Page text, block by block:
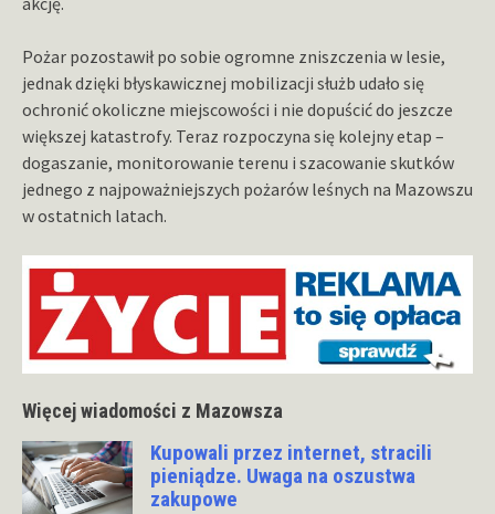
Pożar pozostawił po sobie ogromne zniszczenia w lesie,
jednak dzięki błyskawicznej mobilizacji służb udało się
ochronić okoliczne miejscowości i nie dopuścić do jeszcze
większej katastrofy. Teraz rozpoczyna się kolejny etap –
dogaszanie, monitorowanie terenu i szacowanie skutków
jednego z najpoważniejszych pożarów leśnych na Mazowszu
w ostatnich latach.
Więcej wiadomości z Mazowsza
Kupowali przez internet, stracili
pieniądze. Uwaga na oszustwa
zakupowe